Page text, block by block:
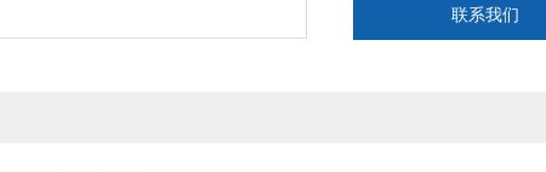
联系我们